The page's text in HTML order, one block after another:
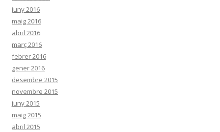
juny 2016
maig 2016
abril 2016
març 2016
febrer 2016
gener 2016
desembre 2015
novembre 2015
juny 2015
maig 2015
abril 2015